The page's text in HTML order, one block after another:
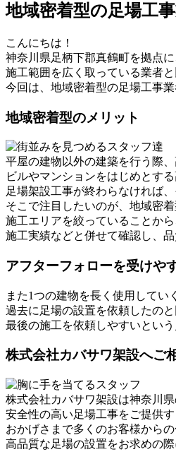
地域密着型の足場工
こんにちは！
神奈川県足柄下郡真鶴町を拠点
施工範囲を広く取っている業者
今回は、地域密着型の足場工事
地域密着型のメリット
平屋の建物以外の建築を行う際
ビルやマンションをはじめとす
足場架設工事が終わらなければ
そこで注目したいのが、地域密
施工エリアを絞っていることか
施工実績などと併せて確認し、
アフターフォローを受けや
また1つの建物を長く使用してい
過去に足場の設置を依頼したの
最後の施工を依頼しやすいとい
株式会社カバサワ架設へご
株式会社カバサワ架設は神奈川
安全性の高い足場工事をご提供
おかげさまで多くのお客様から
高品質な足場の設置をお求めの